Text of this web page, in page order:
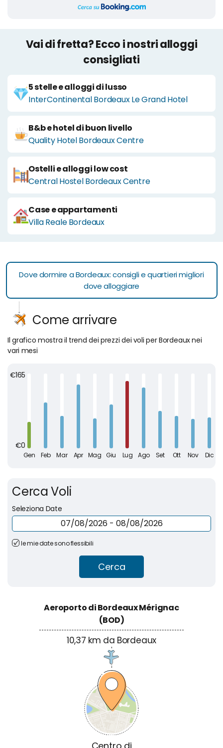
Vai di fretta? Ecco i nostri alloggi
consigliati
5 stelle e alloggi di lusso
InterContinental Bordeaux Le Grand Hotel
B&b e hotel di buon livello
Quality Hotel Bordeaux Centre
Ostelli e alloggi low cost
Central Hostel Bordeaux Centre
Case e appartamenti
Villa Reale Bordeaux
Dove dormire a Bordeaux: consigli e quartieri migliori
dove alloggiare
Come arrivare
Il grafico mostra il trend dei prezzi dei voli per Bordeaux nei
vari mesi
Cerca Voli
Seleziona Date
le mie date sono flessibili
Cerca
Aeroporto di Bordeaux Mérignac
(BOD)
10,37 km da Bordeaux